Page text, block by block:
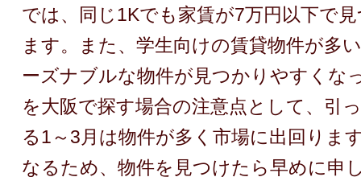
では、同じ1Kでも家賃が7万円以下で
ます。また、学生向けの賃貸物件が多
ーズナブルな物件が見つかりやすく
を大阪で探す場合の注意点として、引
る1～3月は物件が多く市場に出回りま
なるため、物件を見つけたら早めに申